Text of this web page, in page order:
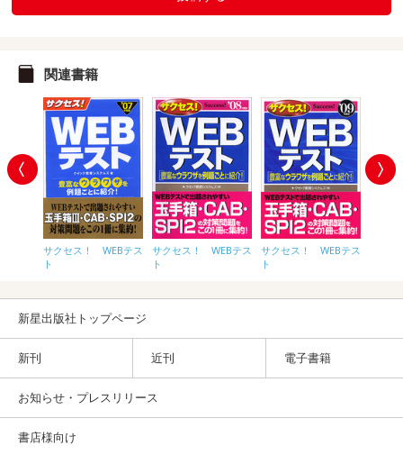
関連書籍
サクセス！ WEBテス
ト
サクセス！ WEBテス
ト
サクセス！ WEBテス
ト
新星出版社トップページ
新刊 近刊 電子書籍
お知らせ・プレスリリース
書店様向け